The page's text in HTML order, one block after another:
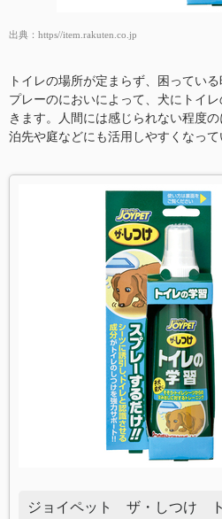
出典： https//item.rakuten.co.jp
トイレの場所が定まらず、困ってい
プレーのにおいによって、犬にトイ
きます。人間には感じられない程度
泊先や庭などにも活用しやすくなって
ジョイペット ザ・しつけ